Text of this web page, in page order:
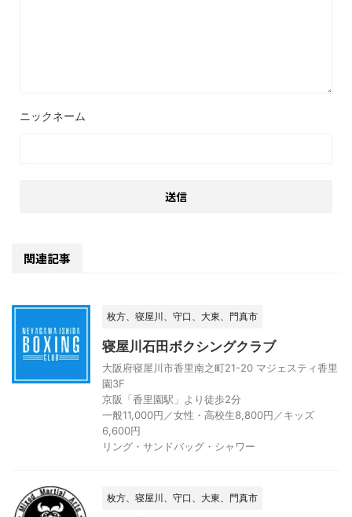
関連記事
枚方、寝屋川、守口、大東、門真市
寝屋川石田ボクシングクラブ
大阪府寝屋川市香里南之町21-20 マジェスティ香里
園3F
京阪「香里園駅」より徒歩2分
一般11,000円／女性・高校生8,800円／キッズ
6,600円
リング・サンドバッグ・シャワー
枚方、寝屋川、守口、大東、門真市